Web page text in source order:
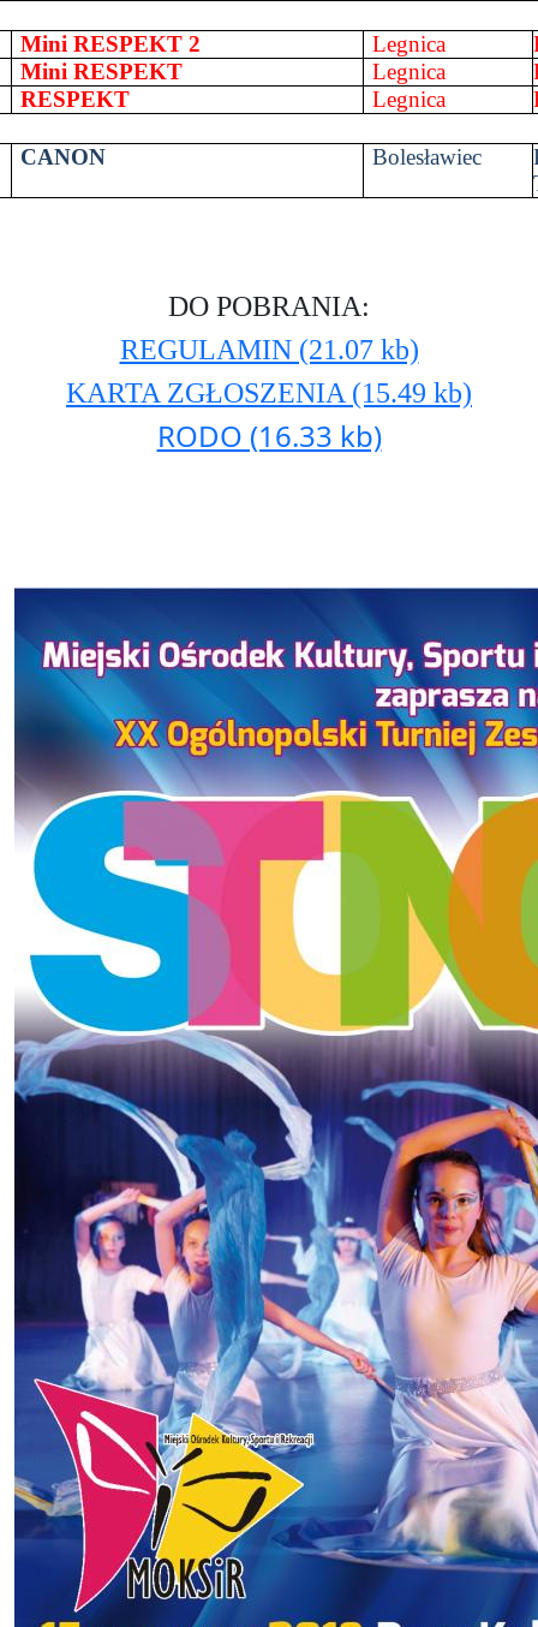
Mini RESPEKT 2 Legnica
Mini RESPEKT Legnica
RESPEKT Legnica
CANON Bolesławiec
DO POBRANIA:
REGULAMIN (21.07 kb)
KARTA ZGŁOSZENIA (15.49 kb)
RODO (16.33 kb)